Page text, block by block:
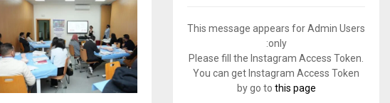
This message appears for Admin Users
only:
Please fill the Instagram Access Token.
You can get Instagram Access Token
by go to this page